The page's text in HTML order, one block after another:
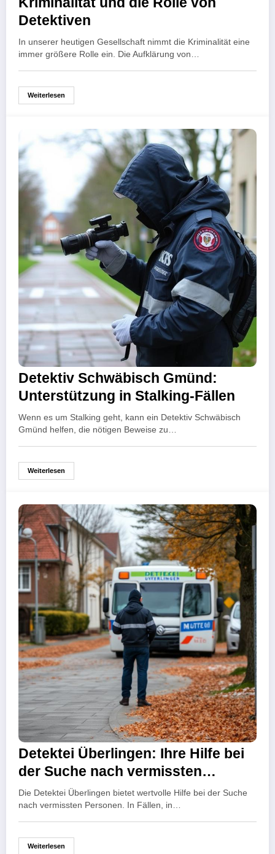
Detektiven
In unserer heutigen Gesellschaft nimmt die Kriminalität eine
immer größere Rolle ein. Die Aufklärung von…
Weiterlesen
Detektiv Schwäbisch Gmünd:
Unterstützung in Stalking-Fällen
Wenn es um Stalking geht, kann ein Detektiv Schwäbisch
Gmünd helfen, die nötigen Beweise zu…
Weiterlesen
Detektei Überlingen: Ihre Hilfe bei
der Suche nach vermissten
Personen
Die Detektei Überlingen bietet wertvolle Hilfe bei der Suche
nach vermissten Personen. In Fällen, in…
Weiterlesen